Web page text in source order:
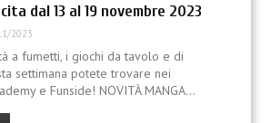
dal 13 al 19 novembre 2023
2023
a fumetti, i giochi da tavolo e di
settimana potete trovare nei
e Funside! NOVITÀ MANGA…